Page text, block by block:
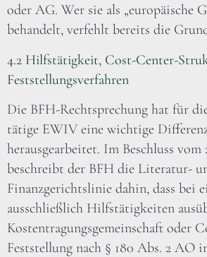
oder AG. Wer sie als „europäische
behandelt, verfehlt bereits die
4.2 Hilfstätigkeit, Cost-Center-
Feststellungsverfahren
Die BFH-Rechtsprechung hat für
tätige EWIV eine wichtige
herausgearbeitet. Im Beschluss vom
beschreibt der BFH die Literatur-
Finanzgerichtslinie dahin, dass bei
ausschließlich Hilfstätigkeiten
Kostentragungsgemeinschaft oder
Feststellung nach § 180 Abs. 2 AO